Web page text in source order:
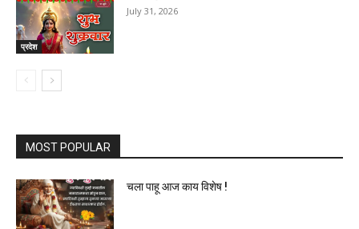
प्रदेश
July 31, 2026
MOST POPULAR
चला पाहू आज काय विशेष !